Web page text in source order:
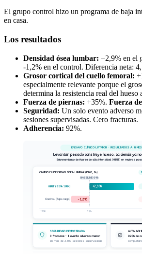
El grupo control hizo un programa de baja
en casa.
Los resultados
Densidad ósea lumbar: +2,9% en el
-1,2% en el control. Diferencia neta:
Grosor cortical del cuello femoral:
especialmente relevante porque el
determina la resistencia real del hueso
Fuerza de piernas: +35%. Fuerza
Seguridad: Un solo evento adverso
sesiones supervisadas. Cero fracturas.
Adherencia: 92%.
ENSAYO CLÍNICO LIFTMOR · RESULTADOS A 8
Levantar pesado construye hueso. La ciencia ya
Entrenamiento de fuerza de alta intensidad (HiRIT) en mujeres
CAMBIO EN DENSIDAD ÓSEA LUMBAR (DMO, %)
BASELINE 0%
HiRIT (85% 1RM) +2,9%
Control (Baja carga) −1,2%
−3% 0%
SEGURIDAD DEMOSTRADA
0 fracturas · 1 evento adverso menor
en más de 2.600 sesiones supervisadas
ALTA
92% de